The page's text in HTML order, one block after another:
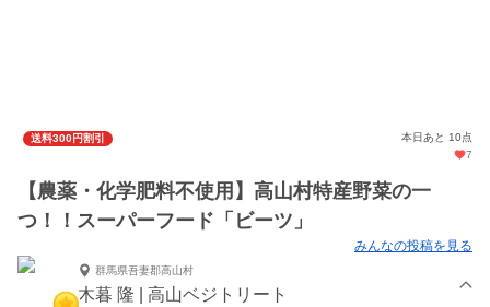
送料300円割引
本日あと 10点
7
【農薬・化学肥料不使用】高山村特産野菜の一
つ！！スーパーフード「ビーツ」
みんなの投稿を見る
群馬県吾妻郡高山村
木暮 隆 | 高山ベジトリート